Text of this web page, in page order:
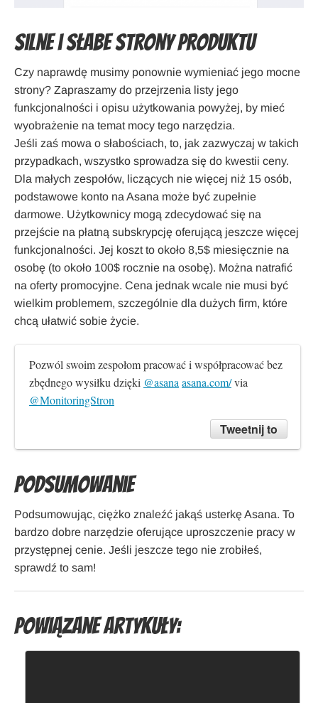
Silne i słabe strony produktu
Czy naprawdę musimy ponownie wymieniać jego mocne
strony? Zapraszamy do przejrzenia listy jego
funkcjonalności i opisu użytkowania powyżej, by mieć
wyobrażenie na temat mocy tego narzędzia.
Jeśli zaś mowa o słabościach, to, jak zazwyczaj w takich
przypadkach, wszystko sprowadza się do kwestii ceny.
Dla małych zespołów, liczących nie więcej niż 15 osób,
podstawowe konto na Asana może być zupełnie
darmowe. Użytkownicy mogą zdecydować się na
przejście na płatną subskrypcję oferującą jeszcze więcej
funkcjonalności. Jej koszt to około 8,5$ miesięcznie na
osobę (to około 100$ rocznie na osobę). Można natrafić
na oferty promocyjne. Cena jednak wcale nie musi być
wielkim problemem, szczególnie dla dużych firm, które
chcą ułatwić sobie życie.
Pozwól swoim zespołom pracować i współpracować bez
zbędnego wysiłku dzięki @asanaasana.com/
@MonitoringStron
Tweetnij to
Podsumowanie
Podsumowując, ciężko znaleźć jakąś usterkę Asana. To
bardzo dobre narzędzie oferujące uproszczenie pracy w
przystępnej cenie. Jeśli jeszcze tego nie zrobiłeś,
sprawdź to sam!
Powiązane artykuły: